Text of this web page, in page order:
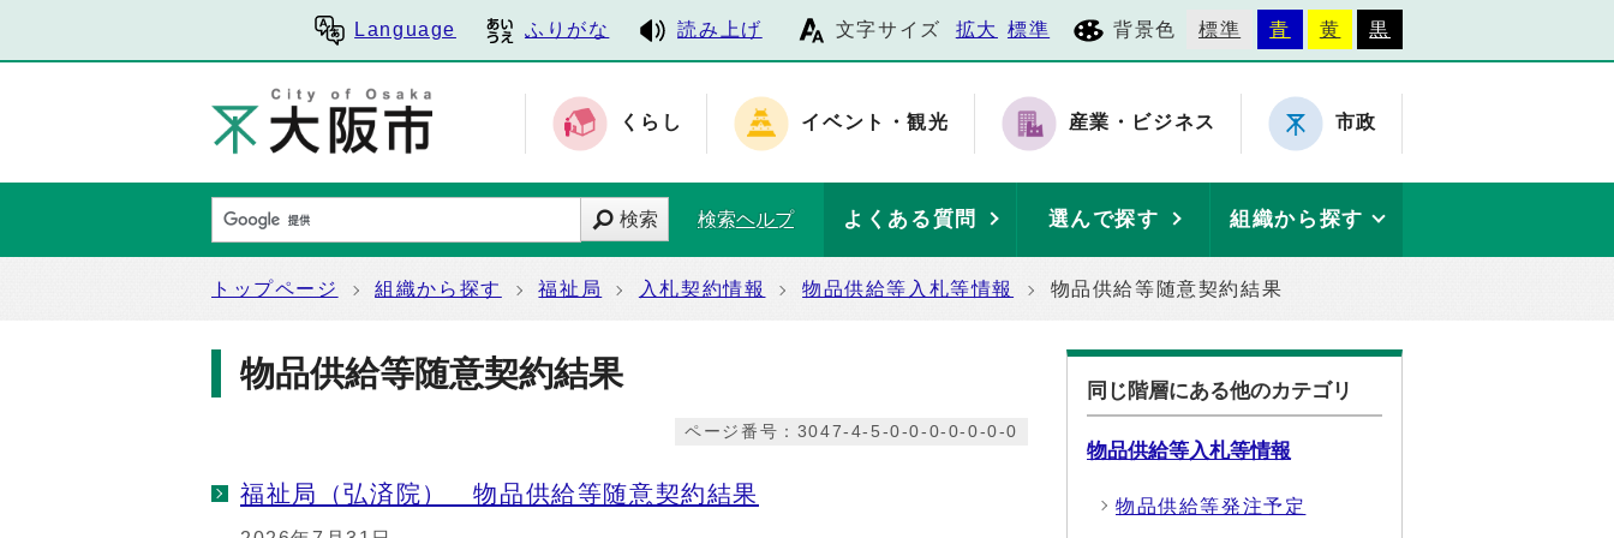
Language ふりがな 読み上げ 文字サイズ 拡大 標準 背景色 標準 青 黄 黒
くらし イベント・観光 産業・ビジネス 市政
検索 検索ヘルプ よくある質問 選んで探す 組織から探す
トップページ 組織から探す 福祉局 入札契約情報 物品供給等入札等情報 物品供給等随意契約結果
物品供給等随意契約結果
ページ番号：3047-4-5-0-0-0-0-0-0-0
福祉局（弘済院） 物品供給等随意契約結果
同じ階層にある他のカテゴリ
物品供給等入札等情報
物品供給等発注予定